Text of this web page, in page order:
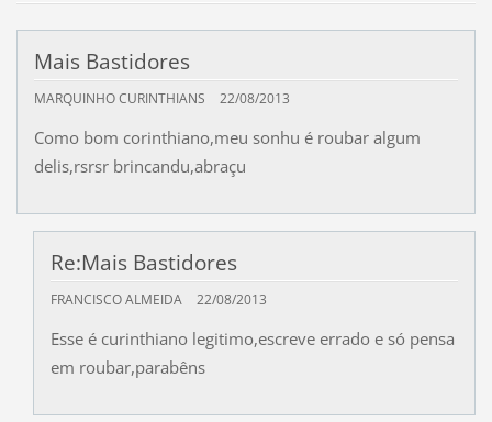
Mais Bastidores
MARQUINHO CURINTHIANS 22/08/2013
Como bom corinthiano,meu sonhu é roubar algum
delis,rsrsr brincandu,abraçu
Re:Mais Bastidores
FRANCISCO ALMEIDA 22/08/2013
Esse é curinthiano legitimo,escreve errado e só pensa
em roubar,parabêns